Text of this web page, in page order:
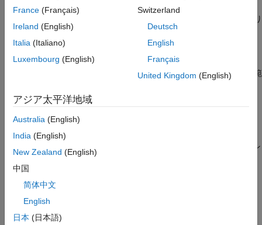
二乗 (LMS) ステップ サイズ、MLSE トレースバックの長さ、推
定されたチャネル長での誤りや各 Eb/No 値で計算される最大誤り
数などのパラメーターを変更することができます。
コードの構成
この例は、以下の補助スクリプトと関数に依存して Eb/No 値の範
- 線形および DFE イコライザーのリンク シミ
ュレーションを実行するスクリプト
eqber_mlse.m - 理想的および不完全な MLSE イコライザーのリン
ク シミュレーションを実行するスクリプト
eqber_siggen.m
クリプト
France (Français)
Ireland (English)
Italia (Italiano)
Luxembourg (English)
Switzerland
Deutsch
English
Français
United Kingdom (English)
アジア太平洋地域
Australia (English)
India (English)
New Zealand (English)
中国
简体中文
English
日本 (日本語)